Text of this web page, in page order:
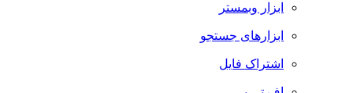
ابزار وبمستر
ابزارهای جستجو
اشتراک فایل